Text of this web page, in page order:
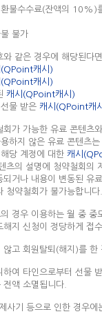
불수수료(잔액의 10%)
불가
같은 경우에 해당된다
(QPoint캐시)
(QPoint캐시)
캐시(QPoint캐시)
물 받은 캐시(QPoint캐
가 가능한 유료 콘텐츠
하지 않은 유료 콘텐츠
당 계정에 대한 캐시
의 설명에 청약철회의
거나 내용이 변동된
청약철회가 불가능합니다.
경우 이용하는 월 중
지 신청이 정당하게
않고 회원탈퇴(해지)를
하여 타인으로부터 선물
액 소멸됩니다.
사기 등으로 인한 경우